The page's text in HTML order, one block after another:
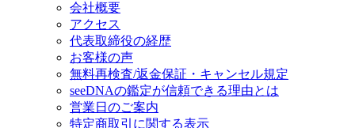
会社概要
アクセス
代表取締役の経歴
お客様の声
無料再検査/返金保証・キャンセル規定
seeDNAの鑑定が信頼できる理由とは
営業日のご案内
特定商取引に関する表示